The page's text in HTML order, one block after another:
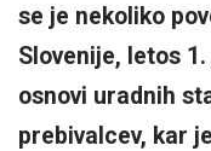
se je nekoliko
Slovenije, letos
osnovi uradnih
prebivalcev, kar